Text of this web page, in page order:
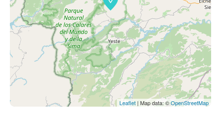
Leaflet | Map data: ©OpenStreetMap